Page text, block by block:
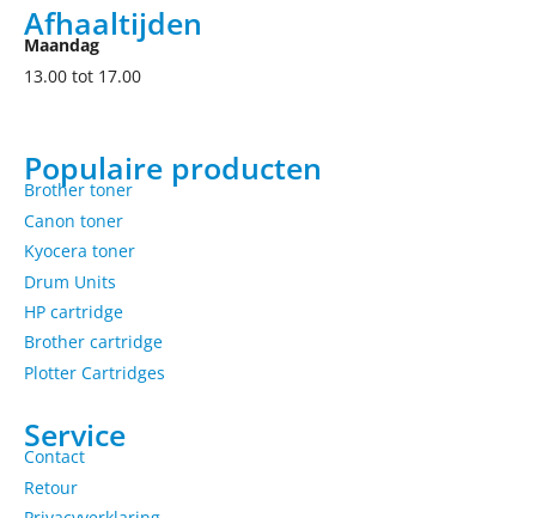
Afhaaltijden
Maandag
13.00 tot 17.00
Populaire producten
Brother toner
Canon toner
Kyocera toner
Drum Units
HP cartridge
Brother cartridge
Plotter Cartridges
Service
Contact
Retour